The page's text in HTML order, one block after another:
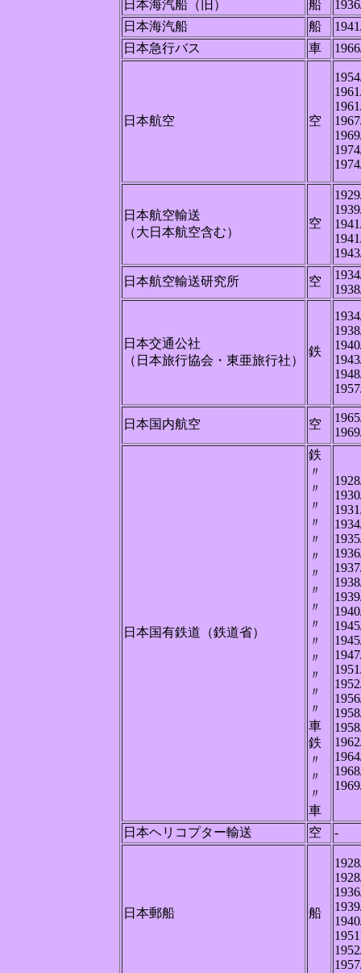
日本海汽船（旧）
船
日本海汽船
船
日本急行バス
車
日本航空 空
日本航空輸送
（大日本航空含む）
空
日本航空輸送研究所 空
日本交通公社
（日本旅行協会・東亜旅行社）
鉄
日本国内航空 空
日本国有鉄道（鉄道省）
鉄
〃
〃
〃
〃
〃
〃
〃
〃
〃
〃
〃
〃
〃
〃
〃
車
鉄
〃
〃
〃
車
日本ヘリコプター輸送 空 -
日本郵船 船